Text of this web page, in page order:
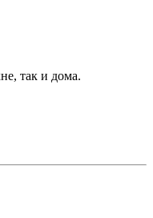
так и дома.